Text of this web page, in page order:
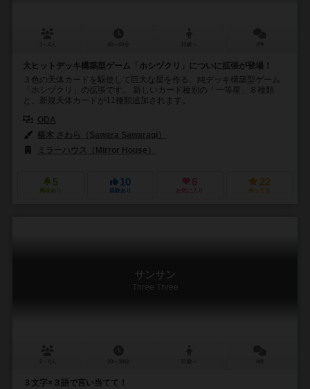
大ヒットデッキ構築型ゲーム「ホシヅクリ」についに拡張が登場！
３色の天体カードを駆使して巨大な星を作る、純デッキ構築型ゲーム
「ホシヅクリ」の拡張です。 新しいカード種別の「一等星」８種類
と、新規天体カードが11種類追加されます。
ODA
椹木 さわら（Sawara Sawaragi）
ミラーハウス（Mirror House）
5
興味あり
10
経験あり
6
お気に入り
22
持ってる
サンサン
Three Three
３文字×３語で言い当てて！